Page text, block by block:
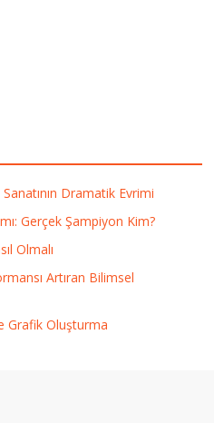
Dramatik Evrimi
Gerçek Şampiyon Kim?
Olmalı
Artıran Bilimsel
Grafik Oluşturma